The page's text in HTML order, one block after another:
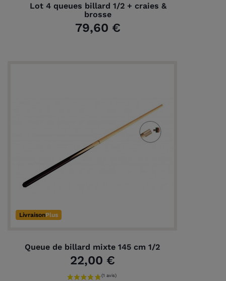
Lot 4 queues billard 1/2 + craies &
brosse
79,60 €
LivraisonPlus
Queue de billard mixte 145 cm 1/2
22,00 €